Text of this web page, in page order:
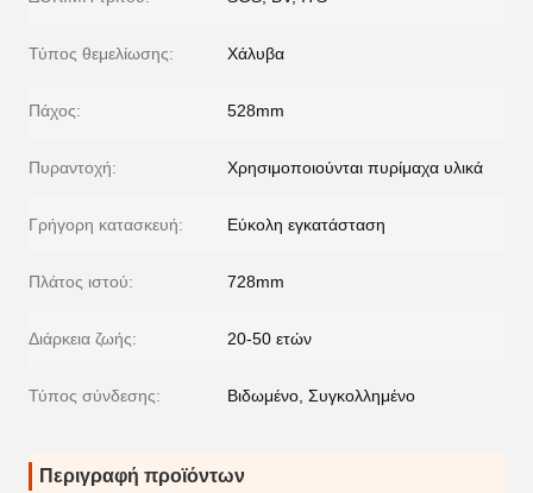
Τύπος θεμελίωσης: Χάλυβα
Πάχος: 528mm
Πυραντοχή: Χρησιμοποιούνται πυρίμαχα υλικά
Γρήγορη κατασκευή: Εύκολη εγκατάσταση
Πλάτος ιστού: 728mm
Διάρκεια ζωής: 20-50 ετών
Τύπος σύνδεσης: Βιδωμένο, Συγκολλημένο
Περιγραφή προϊόντων